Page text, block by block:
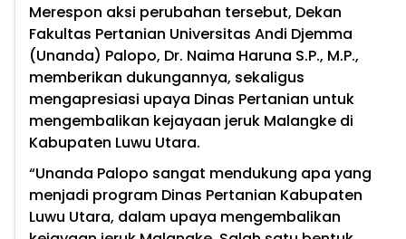
Merespon aksi perubahan tersebut, Dekan
Fakultas Pertanian Universitas Andi Djemma
(Unanda) Palopo, Dr. Naima Haruna S.P., M.P.,
memberikan dukungannya, sekaligus
mengapresiasi upaya Dinas Pertanian untuk
mengembalikan kejayaan jeruk Malangke di
Kabupaten Luwu Utara.
“Unanda Palopo sangat mendukung apa yang
menjadi program Dinas Pertanian Kabupaten
Luwu Utara, dalam upaya mengembalikan